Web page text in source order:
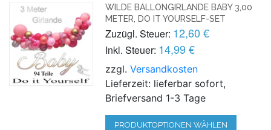
WILDE BALLONGIRLANDE BABY 3,00
METER, DO IT YOURSELF-SET
Zuzügl. Steuer: 12,60 €
Inkl. Steuer: 14,99 €
zzgl.Versandkosten
Lieferzeit: lieferbar sofort,
Briefversand 1-3 Tage
PRODUKTOPTIONEN WÄHLEN